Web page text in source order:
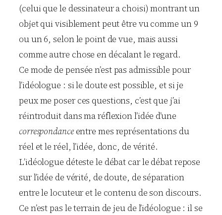
(celui que le dessinateur a choisi) montrant un
objet qui visiblement peut être vu comme un 9
ou un 6, selon le point de vue, mais aussi
comme autre chose en décalant le regard.
Ce mode de pensée n’est pas admissible pour
l’idéologue : si le doute est possible, et si je
peux me poser ces questions, c’est que j’ai
réintroduit dans ma réflexion l’idée d’une
correspondanceentre mes représentations du
réel et le réel, l’idée, donc, de vérité.
L’idéologue déteste le débat car le débat repose
sur l’idée de vérité, de doute, de séparation
entre le locuteur et le contenu de son discours.
Ce n’est pas le terrain de jeu de l’idéologue : il se